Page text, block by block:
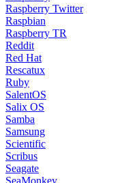
Raspberry Twitter
Raspbian
Raspberry TR
Reddit
Red Hat
Rescatux
Ruby
SalentOS
Salix OS
Samba
Samsung
Scientific
Scribus
Seagate
SeaMonkey